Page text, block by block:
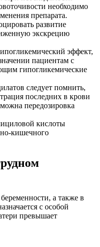
необходимо
препарата.
развитие
экскрецию
эффект,
пациентам с
гипогликемические
следует помнить,
последних в крови
передозировка
кислоты
кишечного
а также в
с особой
превышает